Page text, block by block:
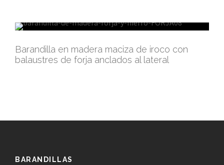
Barandilla en madera maciza de iroco con
balaustres de forja anclados al lateral
BARANDILLAS